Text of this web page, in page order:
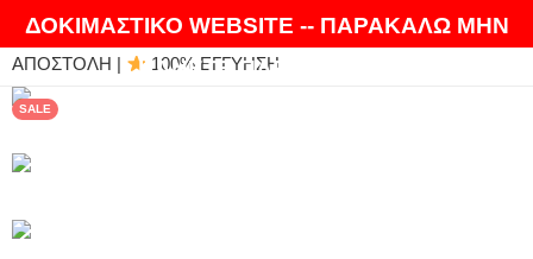
ΔΟΚΙΜΑΣΤΙΚΟ WEBSITE -- ΠΑΡΑΚΑΛΩ ΜΗΝ
ΚΑΝΕΤΕ ΠΑΡΑΓΓΕΛΙΕΣ
ΘΑ ΛΑΤΡΕΨΕΤΕ ΤΑ ΠΡΟΪΟΝΤΑ ΜΑΣ | EXPRESS
ΑΠΟΣΤΟΛΗ | 100% ΕΓΓΥΗΣΗ
SALE